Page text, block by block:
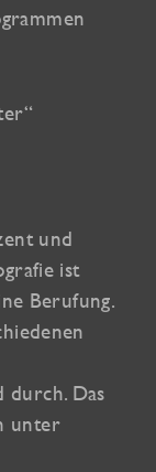
und
ist
Berufung.
durch. Das
unter